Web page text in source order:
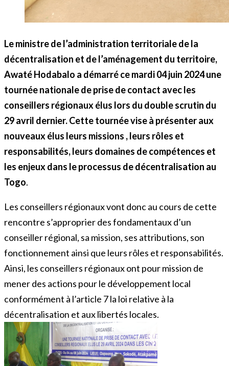
Le ministre de l’administration territoriale de la
décentralisation et de l’aménagement du territoire,
Awaté Hodabalo a démarré ce mardi 04 juin 2024 une
tournée nationale de prise de contact avec les
conseillers régionaux élus lors du double scrutin du
29 avril dernier. Cette tournée vise à présenter aux
nouveaux élus leurs missions , leurs rôles et
responsabilités, leurs domaines de compétences et
les enjeux dans le processus de décentralisation au
Togo.
Les conseillers régionaux vont donc au cours de cette
rencontre s’approprier des fondamentaux d’un
conseiller régional, sa mission, ses attributions, son
fonctionnement ainsi que leurs rôles et responsabilités.
Ainsi, les conseillers régionaux ont pour mission de
mener des actions pour le développement local
conformément à l’article 7 la loi relative à la
décentralisation et aux libertés locales.